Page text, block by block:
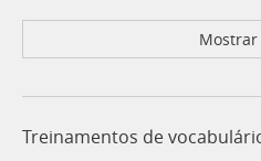
Mostrar
Treinamentos de